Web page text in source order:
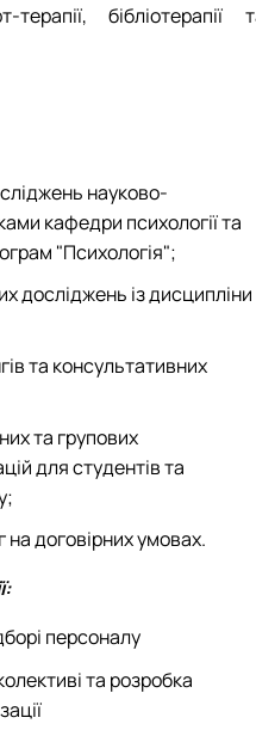
бібліотерапії
науково-
кафедри психології та
"Психологія";
досліджень із дисципліни
та консультативних
та групових
для студентів та
договірних умовах.
персоналу
та розробка